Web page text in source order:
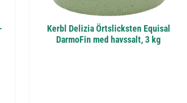
Kerbl Delizia Örtslicksten Equisal
DarmoFin med havssalt, 3 kg